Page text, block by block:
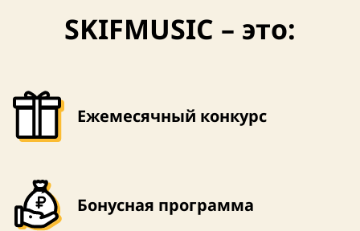
SKIFMUSIC – это:
Ежемесячный конкурс
Бонусная программа